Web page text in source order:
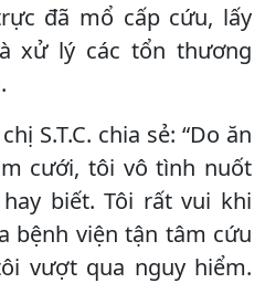
đã mổ cấp cứu, lấy
xử lý các tổn thương
S.T.C. chia sẻ: “Do ăn
cưới, tôi vô tình nuốt
biết. Tôi rất vui khi
bệnh viện tận tâm cứu
vượt qua nguy hiểm.